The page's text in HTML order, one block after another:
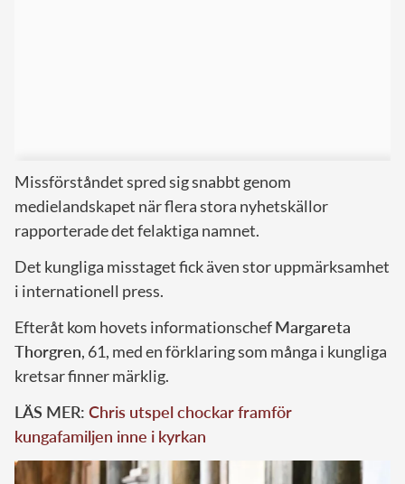
Missförståndet spred sig snabbt genom
medielandskapet när flera stora nyhetskällor
rapporterade det felaktiga namnet.
Det kungliga misstaget fick även stor uppmärksamhet
i internationell press.
Efteråt kom hovets informationschefMargareta
Thorgren, 61, med en förklaring som många i kungliga
kretsar finner märklig.
LÄS MER: Chris utspel chockar framför
kungafamiljen inne i kyrkan